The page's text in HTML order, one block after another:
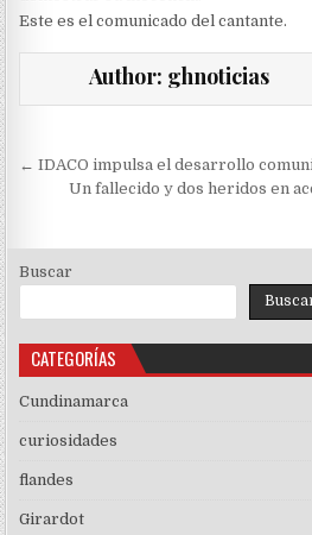
Este es el comunicado del cantante.
Author: ghnoticias
Navegación
← IDACO impulsa el desarrollo
Un fallecido y dos heridos en
Buscar
CATEGORÍAS
Cundinamarca
curiosidades
flandes
Girardot